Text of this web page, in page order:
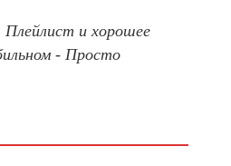
и хорошее
- Просто